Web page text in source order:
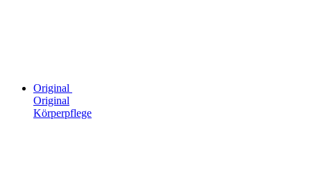
Original
Original
Körperpflege